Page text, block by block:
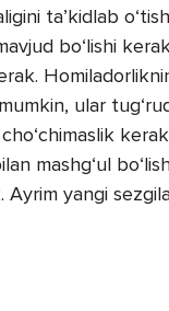
ta’kidlab
bo‘lishi
ular
mashg‘ul
yangi